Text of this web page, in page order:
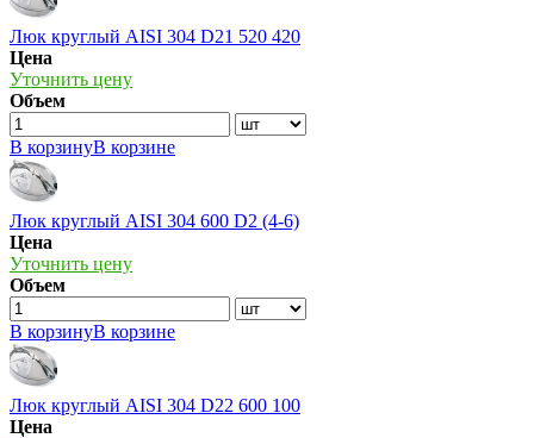
Люк круглый AISI 304 D21 520 420
Цена
Уточнить цену
Объем
В корзинуВ корзине
Люк круглый AISI 304 600 D2 (4-6)
Цена
Уточнить цену
Объем
В корзинуВ корзине
Люк круглый AISI 304 D22 600 100
Цена